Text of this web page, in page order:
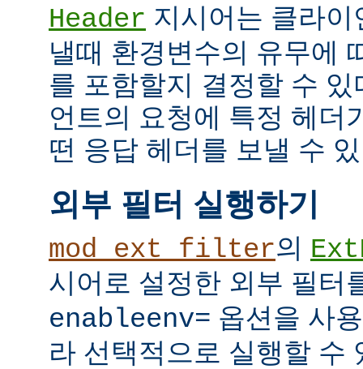
Header 지시어는 클라
낼때 환경변수의 유무에
를 포함할지 결정할 수
언트의 요청에 특정 헤더
떤 응답 헤더를 보낼 수
외부 필터 실행하기
mod_ext_filter의
시어로 설정한 외부 필터
enableenv= 옵션을 사
라 선택적으로 실행할 수